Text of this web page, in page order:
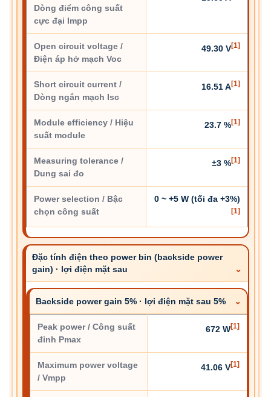
Dòng điểm công suất
cực đại Impp
Open circuit voltage /
Điện áp hở mạch Voc
49.30 V[1]
Short circuit current /
Dòng ngắn mạch Isc
16.51 A[1]
Module efficiency / Hiệu
suất module
23.7 %[1]
Measuring tolerance /
Dung sai đo
±3 %[1]
Power selection / Bậc
chọn công suất
0 ~ +5 W (tối đa +3%)
[1]
Đặc tính điện theo power bin (backside power
gain) · lợi điện mặt sau
Backside power gain 5% · lợi điện mặt sau 5%
Peak power / Công suất
đỉnh Pmax
672 W[1]
Maximum power voltage
/ Vmpp
41.06 V[1]